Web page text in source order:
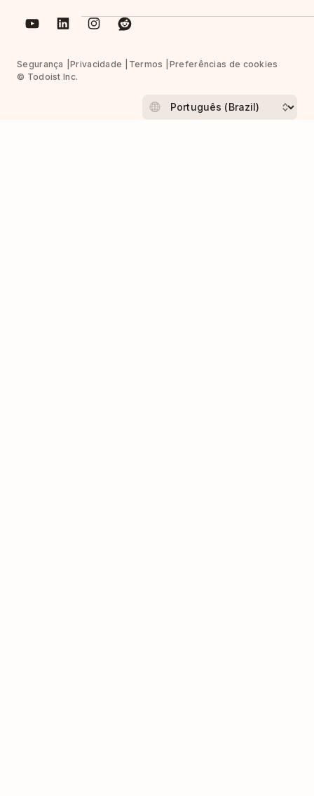
Segurança Privacidade Termos
Preferências de cookies
© Todoist Inc.